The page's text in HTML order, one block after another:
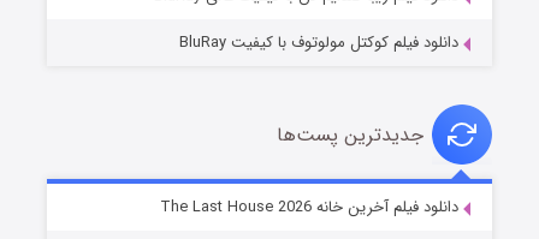
خاندان اژدها فصل ۳
دانلود فیلم کوکتل مولوتوف با کیفیت BluRay
جدیدترین پست‌ها
دانلود فیلم آخرین خانه The Last House 2026